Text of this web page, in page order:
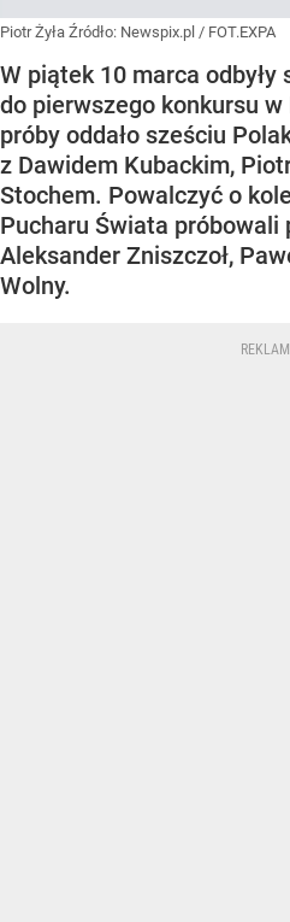
Piotr Żyła Źródło: Newspix.pl / FOT.EXPA
W piątek 10 marca
do pierwszego konkursu
próby oddało sześciu
z Dawidem Kubackim,
Stochem. Powalczyć o
Pucharu Świata próbowali
Aleksander Zniszczoł,
Wolny.